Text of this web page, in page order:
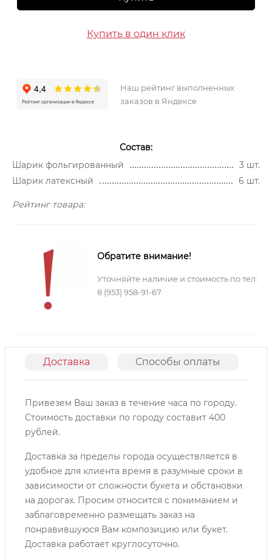
Купить в один клик
Наш рейтинг выполненных
заказов в Яндексе
Состав:
Шарик фольгированный
3 шт.
Шарик латексный
6 шт.
Рейтинг товара:
Обратите внимание!
Уточняйте наличие и стоимость по тел:
8 (953) 958-91-67
Доставка Способы оплаты
Привезем Ваш заказ в течение часа по городу.
Cтоимость доставки по городу составит 400
рублей.
Доставка за пределы города осуществляется в
удобное для клиента время в разумные сроки в
зависимости от сложности букета и обстановки
на дорогах. Просим относится с пониманием и
заблаговременно размещать заказ на
понравившуюся Вам композицию или букет.
Доставка работает круглосуточно.